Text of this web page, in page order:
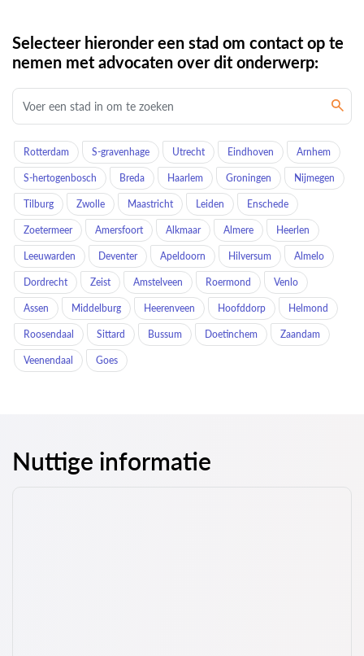
Selecteer hieronder een stad om contact op te
nemen met advocaten over dit onderwerp:
Rotterdam S-gravenhage Utrecht Eindhoven Arnhem
S-hertogenbosch Breda Haarlem Groningen Nijmegen
Tilburg Zwolle Maastricht Leiden Enschede
Zoetermeer Amersfoort Alkmaar Almere Heerlen
Leeuwarden Deventer Apeldoorn Hilversum Almelo
Dordrecht Zeist Amstelveen Roermond Venlo
Assen Middelburg Heerenveen Hoofddorp Helmond
Roosendaal Sittard Bussum Doetinchem Zaandam
Veenendaal Goes
Nuttige informatie